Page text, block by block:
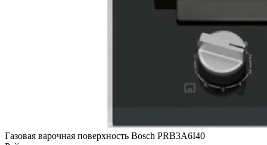
Газовая варочная поверхность Bosch PRB3A6I40